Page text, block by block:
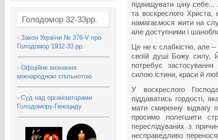
Голодомор 32-33рр.
- Закон України № 376-V про
Голодомор 1932-33 рр.
- Офіційне визнання
міжнародною спільнотою
- Суд над організаторами
Голодомору-Геноциду
підвищувати ціну
та воскреслого Христа,
намагаємося жити на
але доступними і
Це не є слабкістю, але
своїй душі Божу силу,
потребує
силою істини, краси й
У воскреслого
піддаватись гордості,
мати смиренну відвагу
просимо полегшити
переслідуваних з
несправедливо